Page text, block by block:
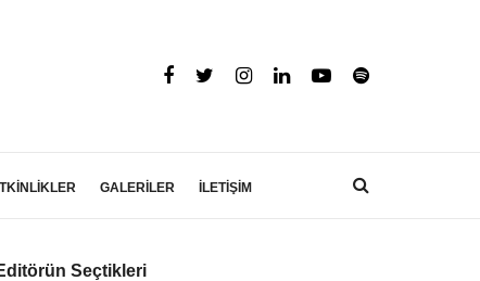
GALERİLER İLETİŞİM
Seçtikleri